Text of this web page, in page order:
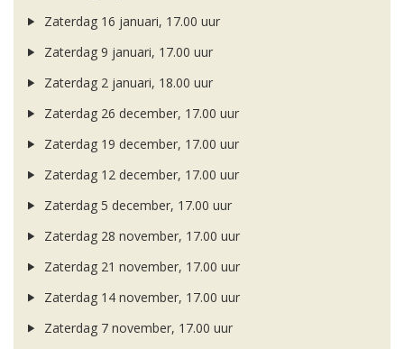
Zaterdag 16 januari, 17.00 uur
Zaterdag 9 januari, 17.00 uur
Zaterdag 2 januari, 18.00 uur
Zaterdag 26 december, 17.00 uur
Zaterdag 19 december, 17.00 uur
Zaterdag 12 december, 17.00 uur
Zaterdag 5 december, 17.00 uur
Zaterdag 28 november, 17.00 uur
Zaterdag 21 november, 17.00 uur
Zaterdag 14 november, 17.00 uur
Zaterdag 7 november, 17.00 uur